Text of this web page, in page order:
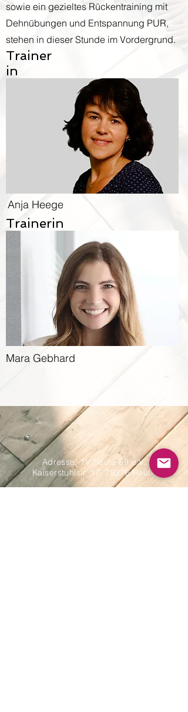
sowie ein gezieltes Rückentraining mit
Dehnübungen und Entspannung PUR,
stehen in dieser Stunde im Vordergrund.
Trainer
in
Anja Heege
Trainerin
Mara Gebhard
Adresse: TV Reute 89 e.V.,
Kaiserstuhlstr. 17, 79276 Reute